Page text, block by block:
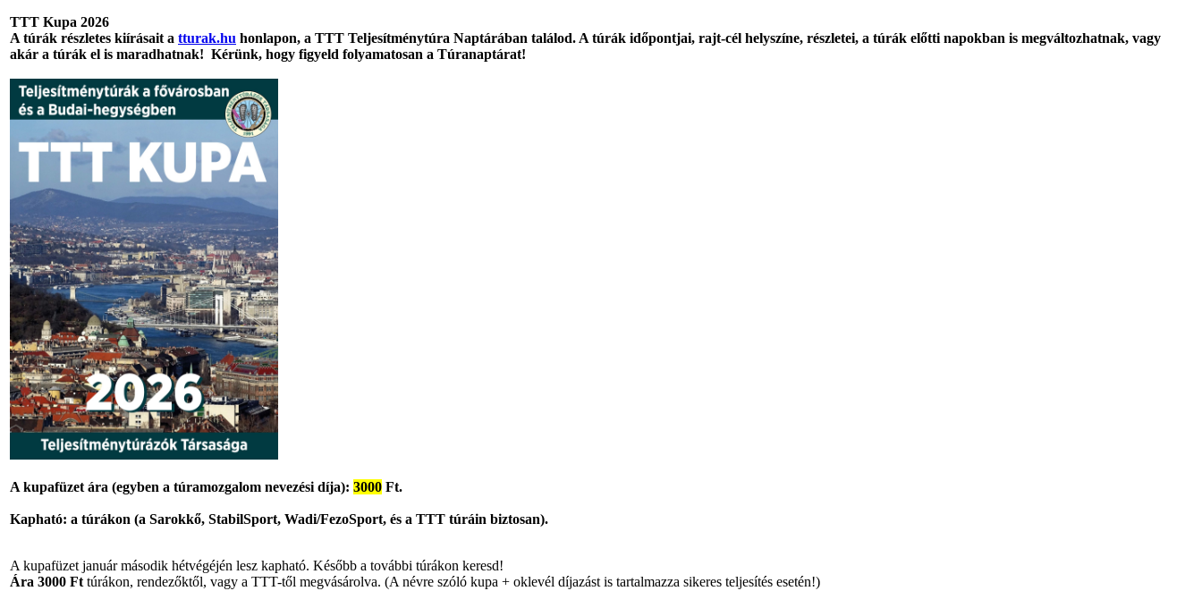
TTT Kupa 2026
A túrák részletes kiírásait a tturak.hu honlapon, a TTT Teljesítménytúra Naptárában találod. A túrák időpontjai, rajt-cél helyszíne, részletei, a túrák előtti napokban is megváltozhatnak, vagy
akár a túrák el is maradhatnak! Kérünk, hogy figyeld folyamatosan a Túranaptárat!
A kupafüzet ára (egyben a túramozgalom nevezési díja): 3000 Ft.
Kapható: a túrákon (a Sarokkő, StabilSport, Wadi/FezoSport, és a TTT túráin biztosan).
A kupafüzet január második hétvégéjén lesz kapható. Később a további túrákon keresd!
Ára 3000 Ft túrákon, rendezőktől, vagy a TTT-től megvásárolva. (A névre szóló kupa + oklevél díjazást is tartalmazza sikeres teljesítés esetén!)